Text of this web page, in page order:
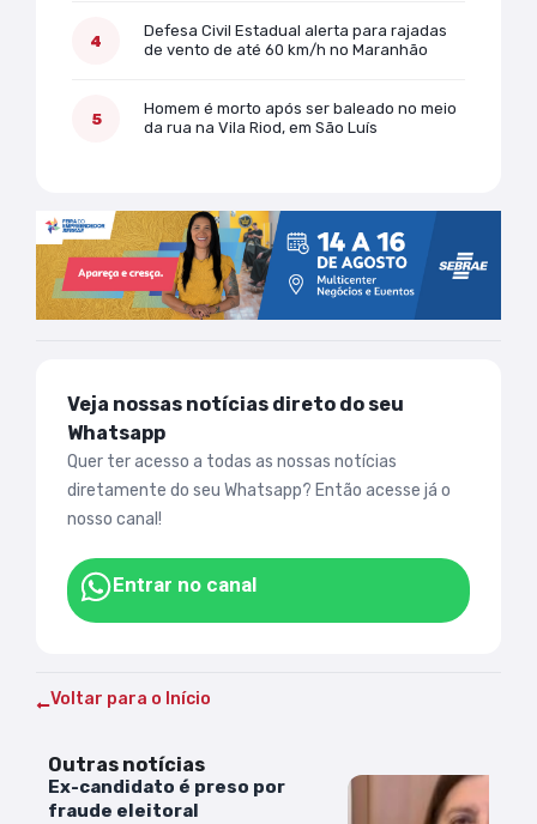
Defesa Civil Estadual alerta para rajadas
de vento de até 60 km/h no Maranhão
Homem é morto após ser baleado no meio
da rua na Vila Riod, em São Luís
Veja nossas notícias direto do seu
Whatsapp
Quer ter acesso a todas as nossas notícias
diretamente do seu Whatsapp? Então acesse já o
nosso canal!
Entrar no canal
Voltar para o Início
Outras notícias
Ex-candidato é preso por
fraude eleitoral